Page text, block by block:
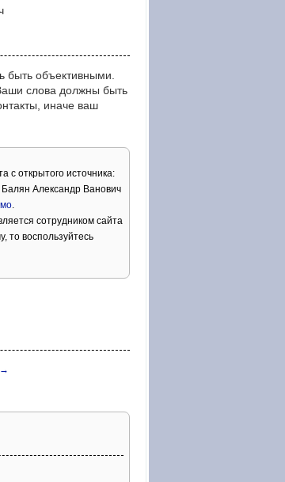
быть объективными.
слова должны быть
иначе ваш
с открытого источника:
Александр Ванович
.
сотрудником сайта
то воспользуйтесь